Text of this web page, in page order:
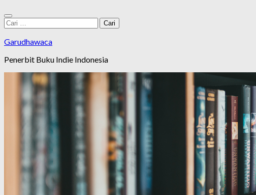
Cari
untuk:
Garudhawaca
Penerbit Buku Indie Indonesia